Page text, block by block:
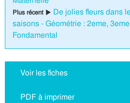
Plus récent ▶ De jolies fleurs dans
saisons - Géométrie : 2eme,
Fondamental
Voir les fiches
PDF à imprimer